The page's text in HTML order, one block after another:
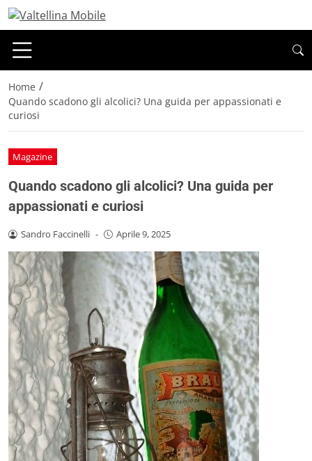
Home /
Quando scadono gli alcolici? Una guida per appassionati e
curiosi
Magazine
Quando scadono gli alcolici? Una guida per
appassionati e curiosi
Sandro Faccinelli - Aprile 9, 2025